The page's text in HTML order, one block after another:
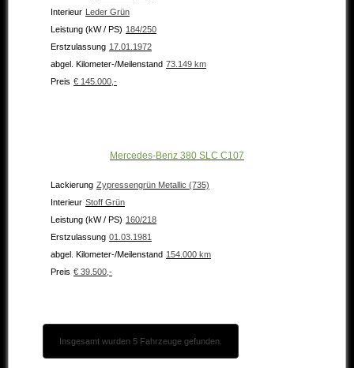
Interieur Leder Grün
Leistung (kW / PS) 184/250
Erstzulassung 17.01.1972
abgel. Kilometer-/Meilenstand 73.149 km
Preis € 145.000,-
Mercedes-Benz 380 SLC C107
Lackierung Zypressengrün Metallic (735)
Interieur Stoff Grün
Leistung (kW / PS) 160/218
Erstzulassung 01.03.1981
abgel. Kilometer-/Meilenstand 154.000 km
Preis € 39.500,-
Insgesamt wurden 5 Fahrzeuge gefunden.